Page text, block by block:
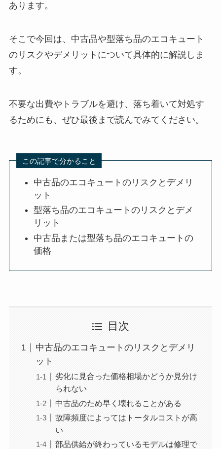
あります。
そこで今回は、中古品や型落ち品のエコキュート
のリスクやデメリットについて具体的に解説しま
す。
不要な出費やトラブルを避け、落ち着いて対処す
るためにも、ぜひ最後まで読んでみてください。
この記事で分かること
中古品のエコキュートのリスクとデメリ
ット
型落ち品のエコキュートのリスクとデメ
リット
中古品または型落ち品のエコキュートの
価格
目次
中古品のエコキュートのリスクとデメリ
ット
劣化に見合った価格相場かどうか見分け
られない
中古品のため早く壊れることがある
故障頻度によってはトータルコストが高
い
部品供給が終わっているモデルは修理で